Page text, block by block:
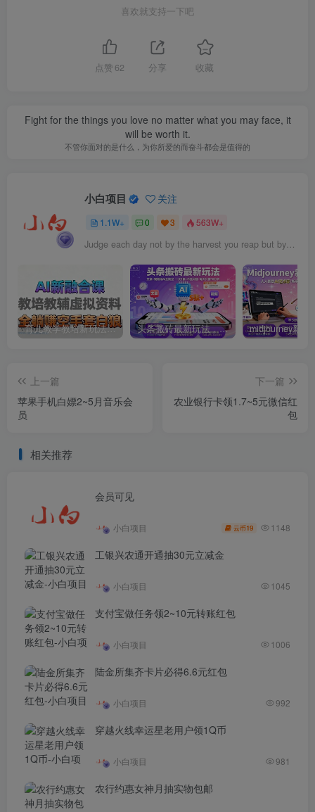
喜欢就支持一下吧
点赞 62 分享 收藏
Fight for the things you love no matter what you may face, it
will be worth it.
不管你面对的是什么，为你所爱的而奋斗都会是值得的
小白项目 关注
1.1W+ 0 3 563W+
Judge each day not by the harvest you reap but by the seeds you plant.
育儿教学教培新玩法，AI生成教学视频，市场大，操作简单，变现天花板非常高 头条搬砖最新玩法，文章+视频用AI全搞定，一天5张+不是问题，每天只需10分钟
上一篇
苹果手机白嫖2~5月音乐会
员
下一篇
农业银行卡领1.7~5元微信红
包
相关推荐
会员可见
小白项目 云币19 1148
工银兴农通开通抽30元立减金
小白项目 1045
支付宝做任务领2~10元转账红包
小白项目 1006
陆金所集齐卡片必得6.6元红包
小白项目 992
穿越火线幸运星老用户领1Q币
小白项目 981
农行约惠女神月抽实物包邮